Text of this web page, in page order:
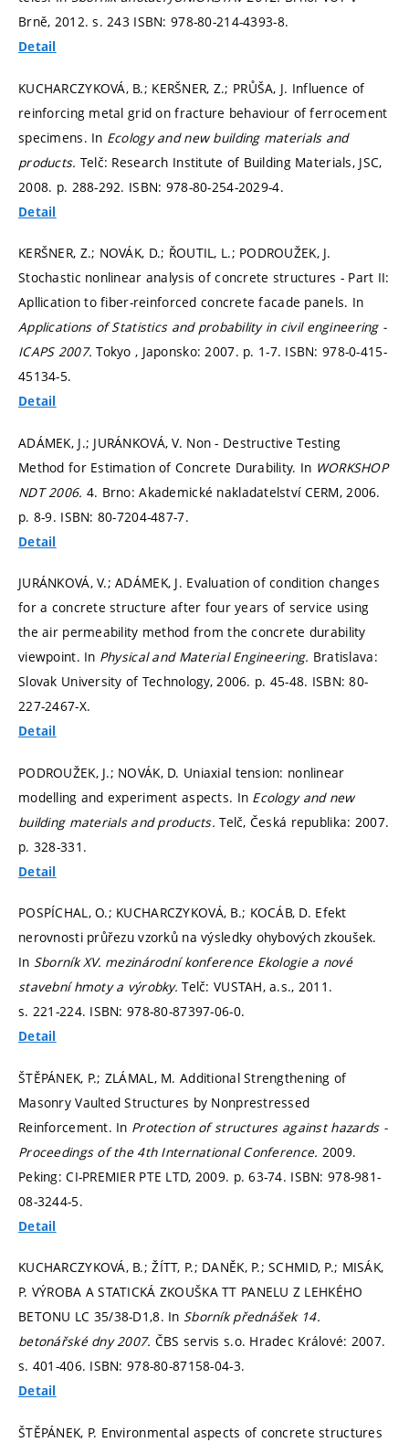
Brně, 2012.s. 243 ISBN: 978-80-214-4393-8.
Detail
KUCHARCZYKOVÁ, B.; KERŠNER, Z.; PRŮŠA, J. Influence of
reinforcing metal grid on fracture behaviour of ferrocement
specimens. In Ecology and new building materials and
products. Telč: Research Institute of Building Materials, JSC,
2008. p. 288-292. ISBN: 978-80-254-2029-4.
Detail
KERŠNER, Z.; NOVÁK, D.; ŘOUTIL, L.; PODROUŽEK, J.
Stochastic nonlinear analysis of concrete structures - Part II:
Apllication to fiber-reinforced concrete facade panels. In
Applications of Statistics and probability in civil engineering -
ICAPS 2007.Tokyo , Japonsko: 2007. p. 1-7. ISBN: 978-0-415-
45134-5.
Detail
ADÁMEK, J.; JURÁNKOVÁ, V. Non - Destructive Testing
Method for Estimation of Concrete Durability. In WORKSHOP
NDT 2006. 4. Brno: Akademické nakladatelství CERM, 2006.
p. 8-9. ISBN: 80-7204-487-7.
Detail
JURÁNKOVÁ, V.; ADÁMEK, J. Evaluation of condition changes
for a concrete structure after four years of service using
the air permeability method from the concrete durability
viewpoint. In Physical and Material Engineering. Bratislava:
Slovak University of Technology, 2006. p. 45-48. ISBN: 80-
227-2467-X.
Detail
PODROUŽEK, J.; NOVÁK, D. Uniaxial tension: nonlinear
modelling and experiment aspects. In Ecology and new
building materials and products.Telč, Česká republika: 2007.
p. 328-331.
Detail
POSPÍCHAL, O.; KUCHARCZYKOVÁ, B.; KOCÁB, D. Efekt
nerovnosti průřezu vzorků na výsledky ohybových zkoušek.
In Sborník XV. mezinárodní konference Ekologie a nové
stavební hmoty a výrobky.Telč: VUSTAH, a.s., 2011.
s. 221-224. ISBN: 978-80-87397-06-0.
Detail
ŠTĚPÁNEK, P.; ZLÁMAL, M. Additional Strengthening of
Masonry Vaulted Structures by Nonprestressed
Reinforcement. In Protection of structures against hazards -
Proceedings of the 4th International Conference. 2009.
Peking: CI-PREMIER PTE LTD, 2009. p. 63-74. ISBN: 978-981-
08-3244-5.
Detail
KUCHARCZYKOVÁ, B.; ŽÍTT, P.; DANĚK, P.; SCHMID, P.; MISÁK,
P. VÝROBA A STATICKÁ ZKOUŠKA TT PANELU Z LEHKÉHO
BETONU LC 35/38-D1,8. In Sborník přednášek 14.
betonářské dny 2007. ČBS servis s.o. Hradec Králové: 2007.
s. 401-406. ISBN: 978-80-87158-04-3.
Detail
ŠTĚPÁNEK, P. Environmental aspects of concrete structures